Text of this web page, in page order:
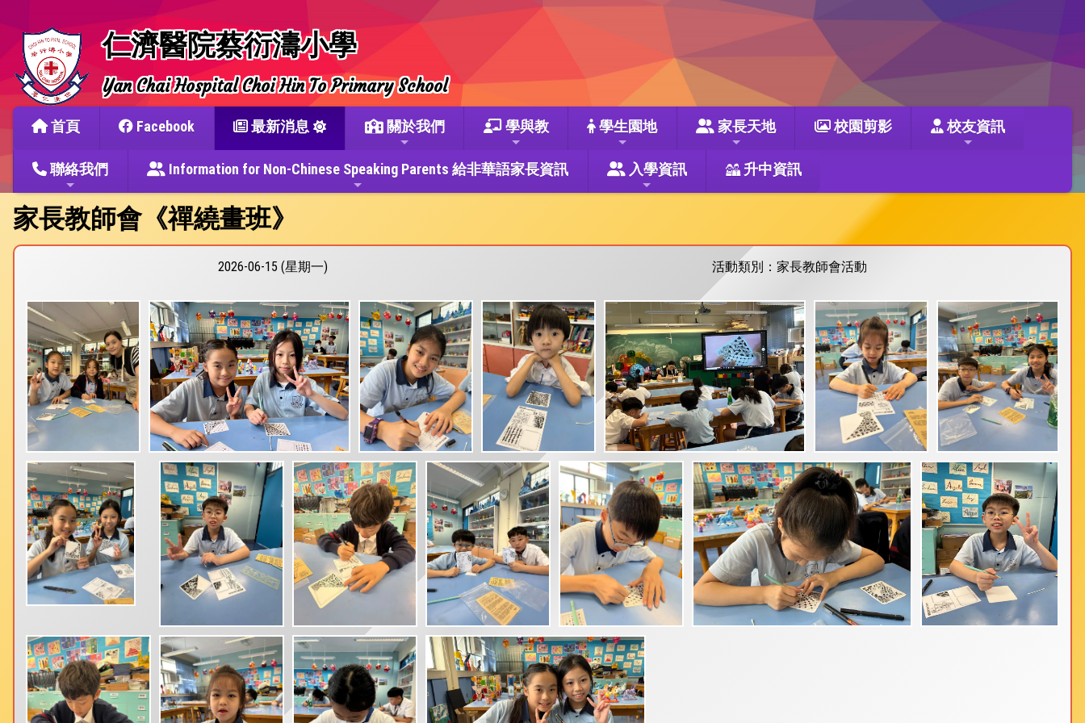
仁濟醫院蔡衍濤小學
Yan Chai Hospital Choi Hin To Primary School
首頁 Facebook 最新消息 關於我們 學與教 學生園地 家長天地 校園剪影 校友資訊
聯絡我們 Information for Non-Chinese Speaking Parents 給非華語家長資訊 入學資訊 升中資訊
家長教師會《禪繞畫班》
2026-06-15 (星期一) 活動類別：家長教師會活動